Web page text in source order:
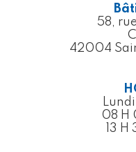
58,
42004
08 H
13